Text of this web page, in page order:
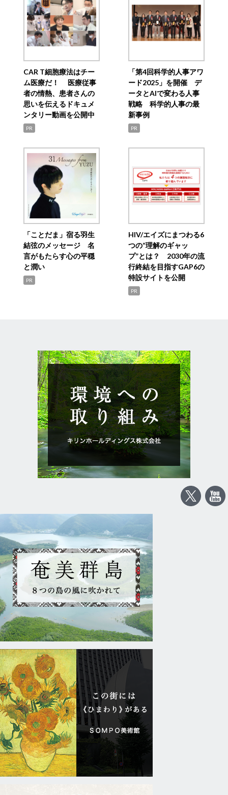
CAR T細胞療法はチー
ム医療だ！ 医療従事
者の情熱、患者さんの
思いを伝えるドキュメ
ンタリー動画を公開中
PR
「第4回科学的人事アワ
ード2025」を開催 デ
ータとAIで変わる人事
戦略 科学的人事の最
新事例
PR
「ことだま」宿る羽生
結弦のメッセージ 名
言がもたらす心の平穏
と潤い
PR
HIV/エイズにまつわる6
つの“理解のギャッ
プ”とは？ 2030年の流
行終結を目指すGAP6の
特設サイトを公開
PR